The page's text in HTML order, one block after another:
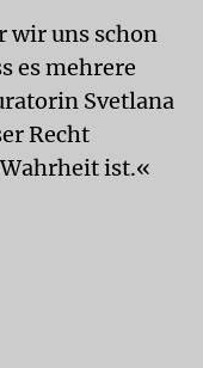
wir uns schon
es mehrere
Svetlana
Recht
ist.«